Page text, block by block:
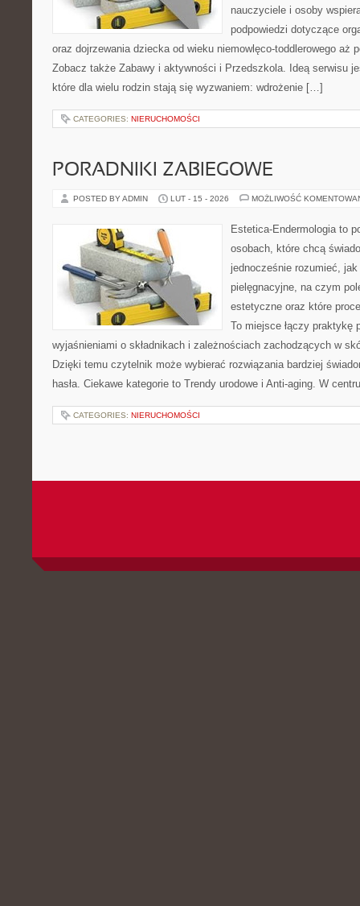
nauczyciele i osoby
podpowiedzi dotyczące
oraz dojrzewania dziecka od wieku niemowlęco-toddlerowego aż
Zobacz także Zabawy i aktywności i Przedszkola. Ideą serwisu
które dla wielu rodzin stają się wyzwaniem: wdrożenie […]
CATEGORIES: NIERUCHOMOŚCI
PORADNIKI ZABIEGOWE
POSTED BY ADMIN LUT - 15 - 2026 MOŻLIWOŚĆ
Estetica-Endermologia to
osobach, które chcą
jednocześnie rozumieć, jak
pielęgnacyjne, na czym
estetyczne oraz które
To miejsce łączy praktykę
wyjaśnieniami o składnikach i zależnościach zachodzących w
Dzięki temu czytelnik może wybierać rozwiązania bardziej
hasła. Ciekawe kategorie to Trendy urodowe i Anti-aging. W
CATEGORIES: NIERUCHOMOŚCI